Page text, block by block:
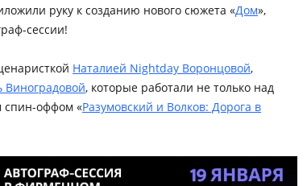
руку к созданию нового сюжета «Дом»,
сессии!
Наталией Nightday Воронцовой,
Виноградовой, которые работали не только над
спин-оффом «Разумовский и Волков: Дорога в